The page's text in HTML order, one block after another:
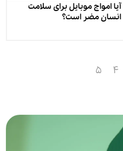
آیا امواج موبایل برای سلامت
انسان مضر است؟
4
5